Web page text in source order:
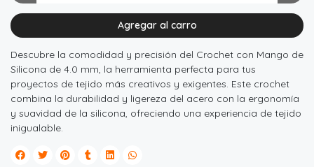
Agregar al carro
Descubre la comodidad y precisión del Crochet con Mango de
Silicona de 4.0 mm, la herramienta perfecta para tus
proyectos de tejido más creativos y exigentes. Este crochet
combina la durabilidad y ligereza del acero con la ergonomía
y suavidad de la silicona, ofreciendo una experiencia de tejido
inigualable.